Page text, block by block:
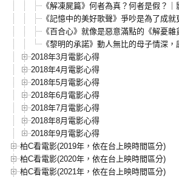
《解凍屍篇》何者為真？何者是假？
《記憶中的美好歌聲》爭吵是為了成
《百合心》就像是惡意滿點的《解憂
《黎明的承諾》動人無比的母子情深
2018年3月電影心得
2018年4月電影心得
2018年5月電影心得
2018年6月電影心得
2018年7月電影心得
2018年8月電影心得
2018年9月電影心得
柏C看電影(2019年，依在台上映時間區分)
柏C看電影(2020年，依在台上映時間區分)
柏C看電影(2021年，依在台上映時間區分)